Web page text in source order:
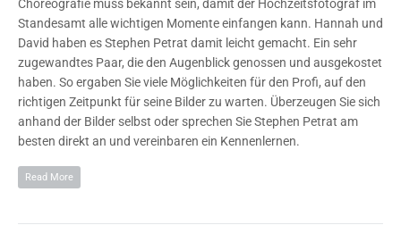
Choreografie muss bekannt sein, damit der Hochzeitsfotograf im
Standesamt alle wichtigen Momente einfangen kann. Hannah und
David haben es Stephen Petrat damit leicht gemacht. Ein sehr
zugewandtes Paar, die den Augenblick genossen und ausgekostet
haben. So ergaben Sie viele Möglichkeiten für den Profi, auf den
richtigen Zeitpunkt für seine Bilder zu warten. Überzeugen Sie sich
anhand der Bilder selbst oder sprechen Sie Stephen Petrat am
besten direkt an und vereinbaren ein Kennenlernen.
Read More